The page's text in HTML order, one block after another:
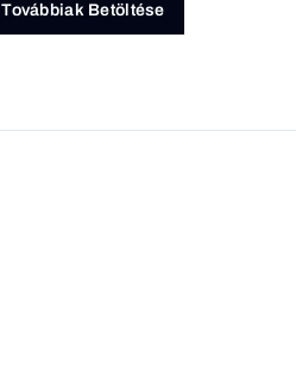
Továbbiak Betöltése